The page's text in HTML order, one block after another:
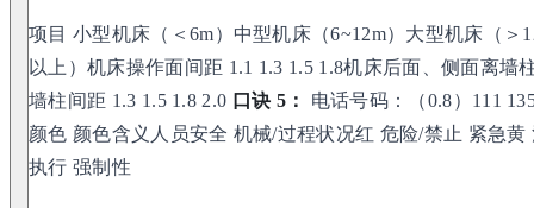
项目 小型机床（＜6m）中型机床（6~12m）大型机床（＞
以上）机床操作面间距 1.1 1.3 1.5 1.8机床后面、侧面离墙
墙柱间距 1.3 1.5 1.8 2.0 口诀 5：
电话号码：（0.8）111
颜色 颜色含义人员安全 机械/过程状况红 危险/禁止 紧急
执行 强制性